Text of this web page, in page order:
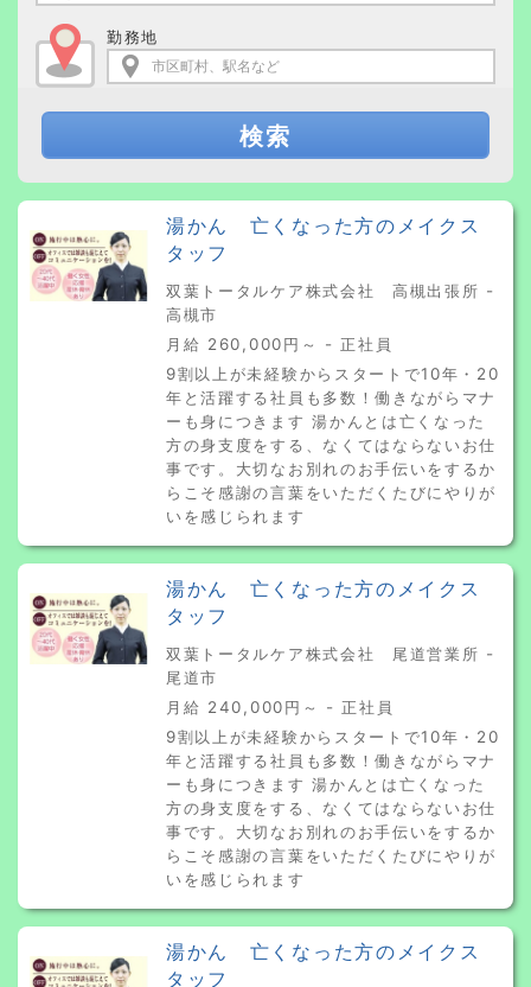
勤務地
検索
湯かん 亡くなった方のメイクス
タッフ
双葉トータルケア株式会社 高槻出張所 -
高槻市
月給 260,000円～ - 正社員
9割以上が未経験からスタートで10年・20
年と活躍する社員も多数！働きながらマナ
ーも身につきます 湯かんとは亡くなった
方の身支度をする、なくてはならないお仕
事です。大切なお別れのお手伝いをするか
らこそ感謝の言葉をいただくたびにやりが
いを感じられます
湯かん 亡くなった方のメイクス
タッフ
双葉トータルケア株式会社 尾道営業所 -
尾道市
月給 240,000円～ - 正社員
9割以上が未経験からスタートで10年・20
年と活躍する社員も多数！働きながらマナ
ーも身につきます 湯かんとは亡くなった
方の身支度をする、なくてはならないお仕
事です。大切なお別れのお手伝いをするか
らこそ感謝の言葉をいただくたびにやりが
いを感じられます
湯かん 亡くなった方のメイクス
タッフ